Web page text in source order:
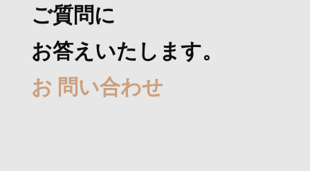
ご質問に
お答えいたします。
お 問い合わせ